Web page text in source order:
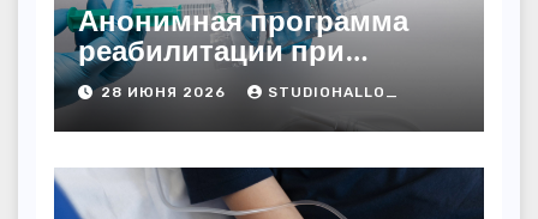
Анонимная программа
реабилитации при
алкогольной зависимости
с персональным
подходом и
лицензированными
врачами
28 ИЮНЯ 2026 STUDIOHALLO_